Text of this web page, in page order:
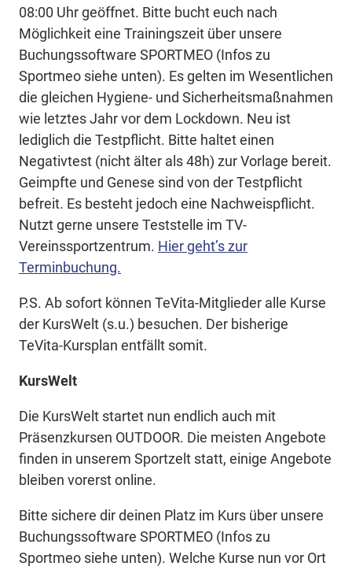
08:00 Uhr geöffnet. Bitte bucht euch nach
Möglichkeit eine Trainingszeit über unsere
Buchungssoftware SPORTMEO (Infos zu
Sportmeo siehe unten). Es gelten im Wesentlichen
die gleichen Hygiene- und Sicherheitsmaßnahmen
wie letztes Jahr vor dem Lockdown. Neu ist
lediglich die Testpflicht. Bitte haltet einen
Negativtest (nicht älter als 48h) zur Vorlage bereit.
Geimpfte und Genese sind von der Testpflicht
befreit. Es besteht jedoch eine Nachweispflicht.
Nutzt gerne unsere Teststelle im TV-
Vereinssportzentrum. Hier geht’s zur
Terminbuchung.
P.S. Ab sofort können TeVita-Mitglieder alle Kurse
der KursWelt (s.u.) besuchen. Der bisherige
TeVita-Kursplan entfällt somit.
KursWelt
Die KursWelt startet nun endlich auch mit
Präsenzkursen OUTDOOR. Die meisten Angebote
finden in unserem Sportzelt statt, einige Angebote
bleiben vorerst online.
Bitte sichere dir deinen Platz im Kurs über unsere
Buchungssoftware SPORTMEO (Infos zu
Sportmeo siehe unten). Welche Kurse nun vor Ort